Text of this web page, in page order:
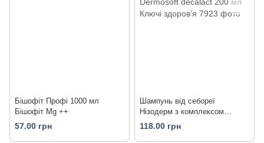
Бішофіт Профі 1000 мл
Бішофіт Mg ++
57.00 грн
Шампунь від себореї
Нізодерм з комплексом
Dermоsoft decalaсt 200 мл
Ключі здоров’я
118.00 грн